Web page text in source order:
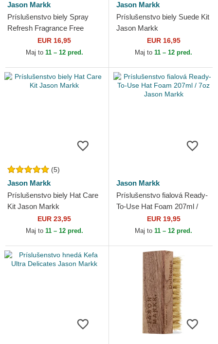
Jason Markk
Príslušenstvo biely Spray
Refresh Fragrance Free
177ml / 6oz Jason Markk
EUR 16,95
Maj to 11 – 12 pred.
Jason Markk
Príslušenstvo biely Suede Kit
Jason Markk
EUR 16,95
Maj to 11 – 12 pred.
(5)
Jason Markk
Príslušenstvo biely Hat Care
Kit Jason Markk
EUR 23,95
Maj to 11 – 12 pred.
Jason Markk
Príslušenstvo fialová Ready-
To-Use Hat Foam 207ml /
7oz Jason Markk
EUR 19,95
Maj to 11 – 12 pred.